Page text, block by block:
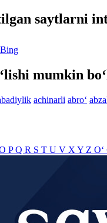
saytlarni
Bing
mumkin
achinarli abro‘
PQ R S T U V X Y Z O‘